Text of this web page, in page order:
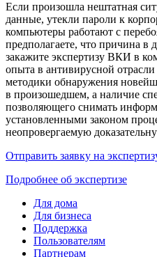
Если произошла нештатная
данные, утекли пароли к
компьютеры работают с
предполагаете, что причина в
закажите экспертизу ВКИ в
опыта в антивирусной
методики обнаружения
в произошедшем, а наличие
позволяющего снимать
установленными законом
неопровергаемую
Отправить заявку на
Подробнее об экспертизе
Для дома
Для бизнеса
Поддержка
Пользователям
Партнерам